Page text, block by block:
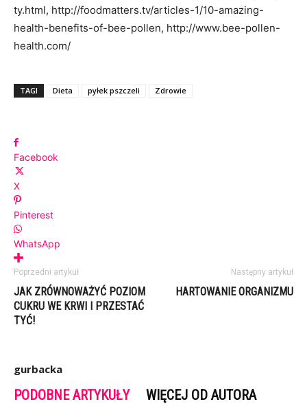
ty.html, http://foodmatters.tv/articles-1/10-amazing-
health-benefits-of-bee-pollen, http://www.bee-pollen-
health.com/
TAGI Dieta pyłek pszczeli Zdrowie
Facebook
X
Pinterest
WhatsApp
Poprzedni artykuł
JAK ZRÓWNOWAŻYĆ POZIOM
CUKRU WE KRWI I PRZESTAĆ
TYĆ!
Następny artykuł
HARTOWANIE ORGANIZMU
gurbacka
PODOBNE ARTYKUŁY WIĘCEJ OD AUTORA